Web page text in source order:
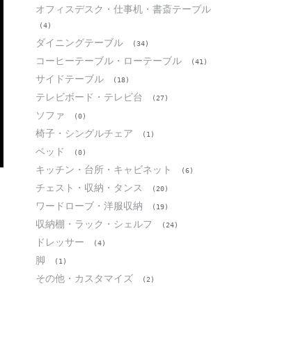
オフィスデスク・仕事机・書斎テーブル
(4)
ダイニングテーブル (34)
コーヒーテーブル・ローテーブル (41)
サイドテーブル (18)
テレビボード・テレビ台 (27)
ソファ (0)
椅子・シングルチェア (1)
ベッド (0)
キッチン・台所・キャビネット (6)
チェスト・収納・タンス (20)
ワードローブ・洋服収納 (19)
収納棚・ラック・シェルフ (24)
ドレッサー (4)
脚 (1)
その他・カスタマイズ (2)